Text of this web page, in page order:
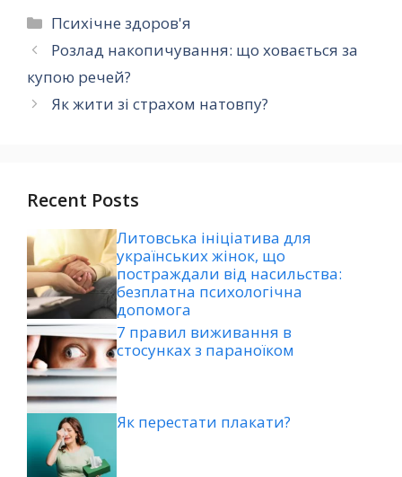
Категорії
Психічне здоров'я
Розлад накопичування: що ховається за
купою речей?
Як жити зі страхом натовпу?
Recent Posts
Литовська ініціатива для
українських жінок, що
постраждали від насильства:
безплатна психологічна
допомога
7 правил виживання в
стосунках з параноїком
Як перестати плакати?